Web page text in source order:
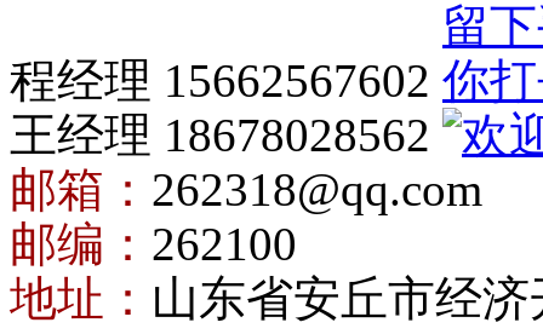
程经理 15662567602
王经理 18678028562
邮箱： 262318@qq.com
邮编： 262100
地址： 山东省安丘市经